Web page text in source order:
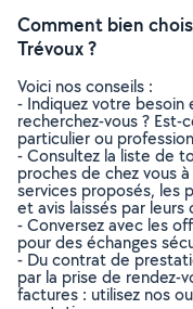
Comment bien
Trévoux ?
Voici nos conseils :
- Indiquez votre besoin
recherchez-vous ?
particulier ou
- Consultez la liste de
proches de chez vous
services proposés, les
et avis laissés par leurs
- Conversez avec les
pour des échanges
- Du contrat de
par la prise de rendez-
factures : utilisez nos